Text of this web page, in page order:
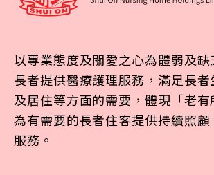
以專業態度及關愛之心為體弱及
長者提供醫療護理服務，滿足長
及居住等方面的需要，體現「老
為有需要的長者住客提供持續照
服務。